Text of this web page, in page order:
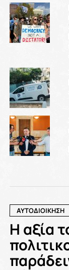
ΑΥΤΟΔΙΟΙΚΗΣΗ
Η αξία